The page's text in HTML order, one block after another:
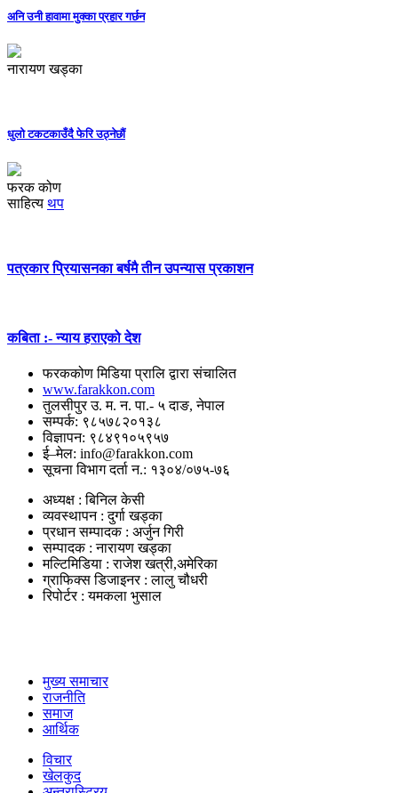
अनि उनी हावामा मुक्का प्रहार गर्छन
नारायण खड्का
धुलो टकटकाउँदै फेरि उठ्नेछौं
फरक कोण
साहित्य थप
पत्रकार प्रियासनका बर्षमै तीन उपन्यास प्रकाशन
कबिता :- न्याय हराएको देश
फरककोण मिडिया प्रालि द्वारा संचालित
www.farakkon.com
तुलसीपुर उ. म. न. पा.- ५ दाङ, नेपाल
सम्पर्क: ९८५७८२०१३८
विज्ञापन: ९८४९१०५९५७
ई–मेल: info@farakkon.com
सूचना विभाग दर्ता न.: १३०४/०७५-७६
अध्यक्ष : बिनिल केसी
व्यवस्थापन : दुर्गा खड्का
प्रधान सम्पादक : अर्जुन गिरी
सम्पादक : नारायण खड्का
मल्टिमिडिया : राजेश खत्री,अमेरिका
ग्राफिक्स डिजाइनर : लालु चौधरी
रिपोर्टर : यमकला भुसाल
मुख्य समाचार
राजनीति
समाज
आर्थिक
विचार
खेलकुद